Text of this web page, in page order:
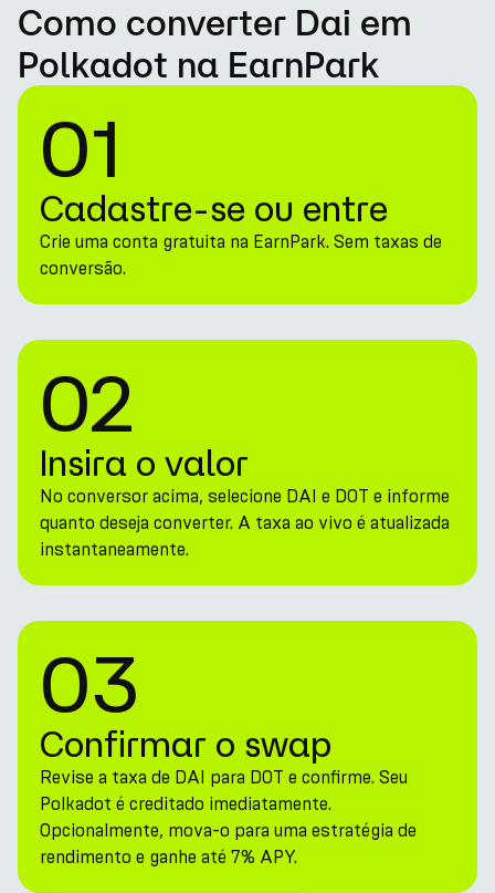
Como converter Dai em
Polkadot na EarnPark
01
Cadastre-se ou entre
Crie uma conta gratuita na EarnPark. Sem taxas de
conversão.
02
Insira o valor
No conversor acima, selecione DAI e DOT e informe
quanto deseja converter. A taxa ao vivo é atualizada
instantaneamente.
03
Confirmar o swap
Revise a taxa de DAI para DOT e confirme. Seu
Polkadot é creditado imediatamente.
Opcionalmente, mova-o para uma estratégia de
rendimento e ganhe até 7% APY.